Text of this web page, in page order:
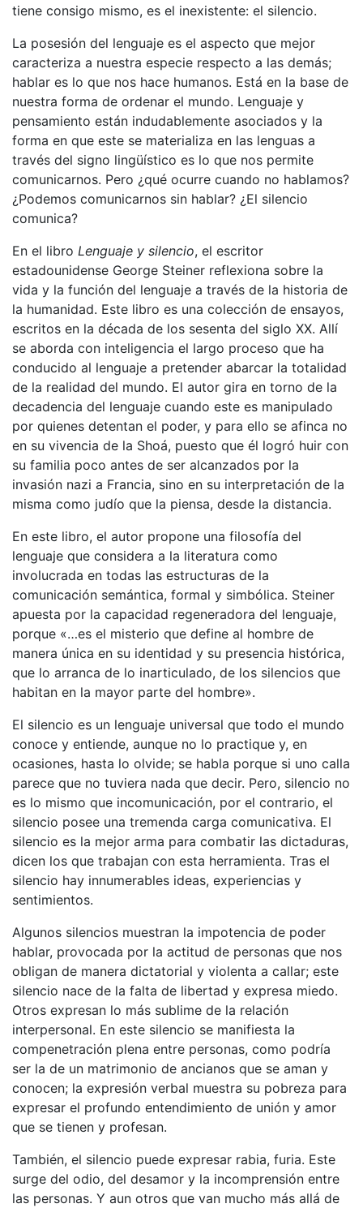
tiene consigo mismo, es el inexistente: el silencio.
La posesión del lenguaje es el aspecto que mejor
caracteriza a nuestra especie respecto a las demás;
hablar es lo que nos hace humanos. Está en la base de
nuestra forma de ordenar el mundo. Lenguaje y
pensamiento están indudablemente asociados y la
forma en que este se materializa en las lenguas a
través del signo lingüístico es lo que nos permite
comunicarnos. Pero ¿qué ocurre cuando no hablamos?
¿Podemos comunicarnos sin hablar? ¿El silencio
comunica?
En el libro Lenguaje y silencio, el escritor
estadounidense George Steiner reflexiona sobre la
vida y la función del lenguaje a través de la historia de
la humanidad. Este libro es una colección de ensayos,
escritos en la década de los sesenta del siglo XX. Allí
se aborda con inteligencia el largo proceso que ha
conducido al lenguaje a pretender abarcar la totalidad
de la realidad del mundo. El autor gira en torno de la
decadencia del lenguaje cuando este es manipulado
por quienes detentan el poder, y para ello se afinca no
en su vivencia de la Shoá, puesto que él logró huir con
su familia poco antes de ser alcanzados por la
invasión nazi a Francia, sino en su interpretación de la
misma como judío que la piensa, desde la distancia.
En este libro, el autor propone una filosofía del
lenguaje que considera a la literatura como
involucrada en todas las estructuras de la
comunicación semántica, formal y simbólica. Steiner
apuesta por la capacidad regeneradora del lenguaje,
porque «…es el misterio que define al hombre de
manera única en su identidad y su presencia histórica,
que lo arranca de lo inarticulado, de los silencios que
habitan en la mayor parte del hombre».
El silencio es un lenguaje universal que todo el mundo
conoce y entiende, aunque no lo practique y, en
ocasiones, hasta lo olvide; se habla porque si uno calla
parece que no tuviera nada que decir. Pero, silencio no
es lo mismo que incomunicación, por el contrario, el
silencio posee una tremenda carga comunicativa. El
silencio es la mejor arma para combatir las dictaduras,
dicen los que trabajan con esta herramienta. Tras el
silencio hay innumerables ideas, experiencias y
sentimientos.
Algunos silencios muestran la impotencia de poder
hablar, provocada por la actitud de personas que nos
obligan de manera dictatorial y violenta a callar; este
silencio nace de la falta de libertad y expresa miedo.
Otros expresan lo más sublime de la relación
interpersonal. En este silencio se manifiesta la
compenetración plena entre personas, como podría
ser la de un matrimonio de ancianos que se aman y
conocen; la expresión verbal muestra su pobreza para
expresar el profundo entendimiento de unión y amor
que se tienen y profesan.
También, el silencio puede expresar rabia, furia. Este
surge del odio, del desamor y la incomprensión entre
las personas. Y aun otros que van mucho más allá de